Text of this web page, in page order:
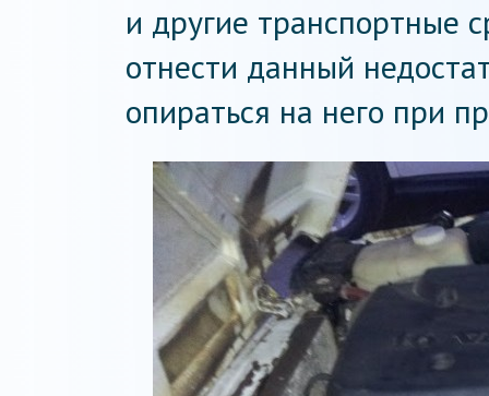
и другие транспортные
отнести данный
опираться на него при